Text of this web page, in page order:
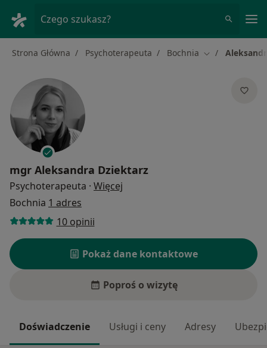
Czego szukasz?
Strona Główna Psychoterapeuta Bochnia Zmień miasto
mgr Aleksandra Dziektarz
Psychoterapeuta · Więcej
Bochnia 1 adres
10 opinii
Pokaż dane kontaktowe
Poproś o wizytę
Doświadczenie Usługi i ceny Adresy